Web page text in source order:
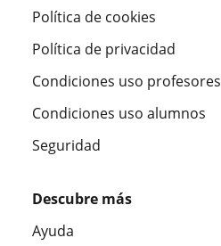
Política de cookies
Política de privacidad
Condiciones uso profesores
Condiciones uso alumnos
Seguridad
Descubre más
Ayuda